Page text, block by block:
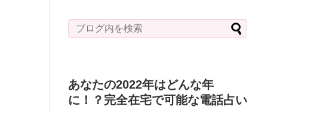
あなたの2022年はどんな年
に！？完全在宅で可能な電話占い